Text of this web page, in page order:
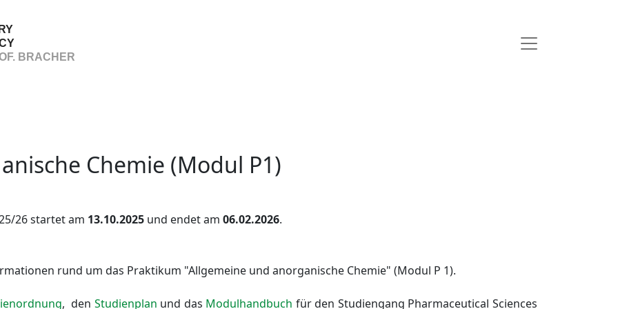
BRACHER
Chemie (Modul P1)
26 startet am 13.10.2025 und endet am 06.02.2026.
rund um das Praktikum "Allgemeine und anorganische Chemie" (Modul P 1).
, den Studienplan und das Modulhandbuch für den Studiengang Pharmaceutical Sciences